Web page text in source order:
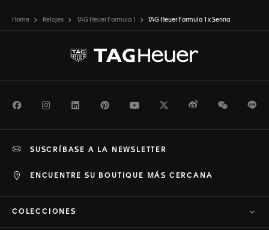
Home Relojes TAG Heuer Formula 1 TAG Heuer Formula 1 x Senna
FacebookInstagramLinkedInPinterestYoutubeTwitterWeiboWeChat
ENCUENTRE SU BOUTIQUE MÁS CERCANA
SUSCRÍBASE A LA NEWSLETTER
COLECCIONES